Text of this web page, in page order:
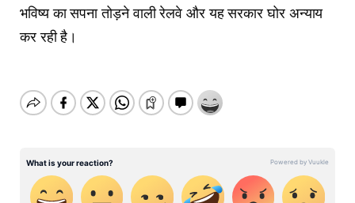
भविष्य का सपना तोड़ने वाली रेलवे और यह सरकार घोर अन्याय
कर रही है।